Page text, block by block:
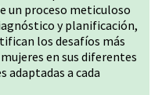
un proceso meticuloso
y planificación,
los desafíos más
en sus diferentes
adaptadas a cada